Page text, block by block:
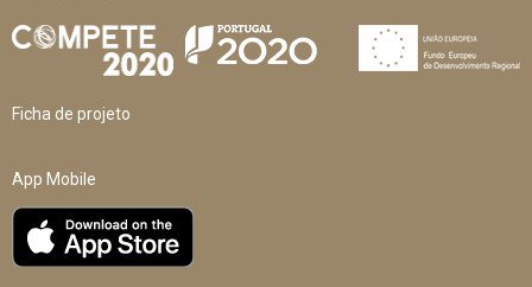
Ficha de projeto
App Mobile